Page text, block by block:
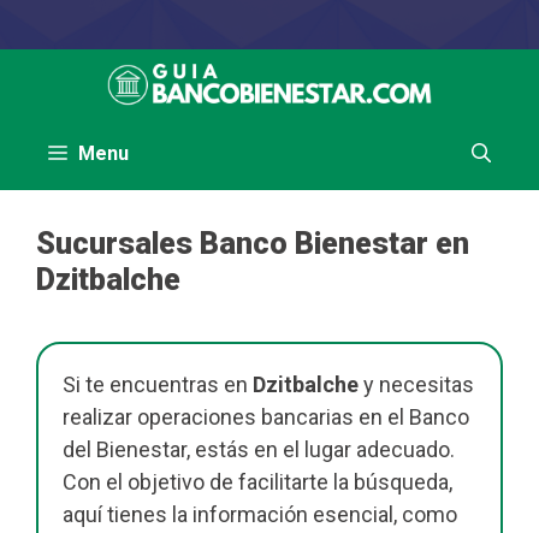
Menu
Sucursales Banco Bienestar en
Dzitbalche
Si te encuentras en Dzitbalchey necesitas
realizar operaciones bancarias en el Banco
del Bienestar, estás en el lugar adecuado.
Con el objetivo de facilitarte la búsqueda,
aquí tienes la información esencial, como